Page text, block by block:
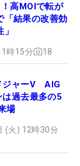
高MOIで転が
「結果の改善効
時15分 18
ジャーV AIG
過去最多の5
場
(火) 12時30分